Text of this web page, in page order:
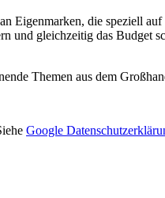
Eigenmarken, die speziell
und gleichzeitig das Budget
Themen aus dem
Google